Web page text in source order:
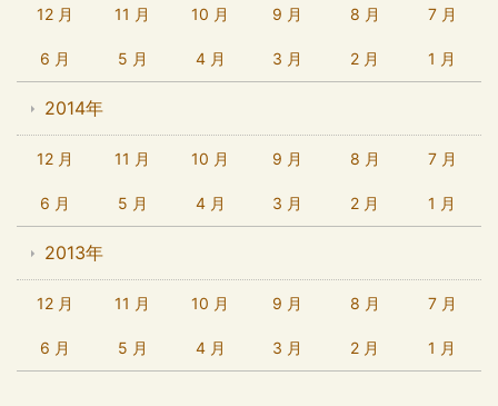
12 月 11 月 10 月 9 月 8 月 7 月
6 月 5 月 4 月 3 月 2 月 1 月
2014年
12 月 11 月 10 月 9 月 8 月 7 月
6 月 5 月 4 月 3 月 2 月 1 月
2013年
12 月 11 月 10 月 9 月 8 月 7 月
6 月 5 月 4 月 3 月 2 月 1 月